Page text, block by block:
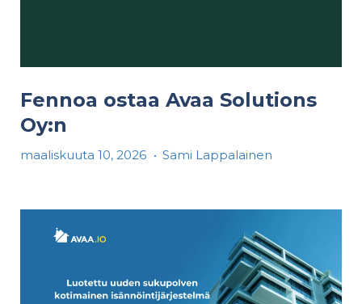
Fennoa ostaa Avaa Solutions
Oy:n
maaliskuuta 10, 2026 • Sami Lappalainen